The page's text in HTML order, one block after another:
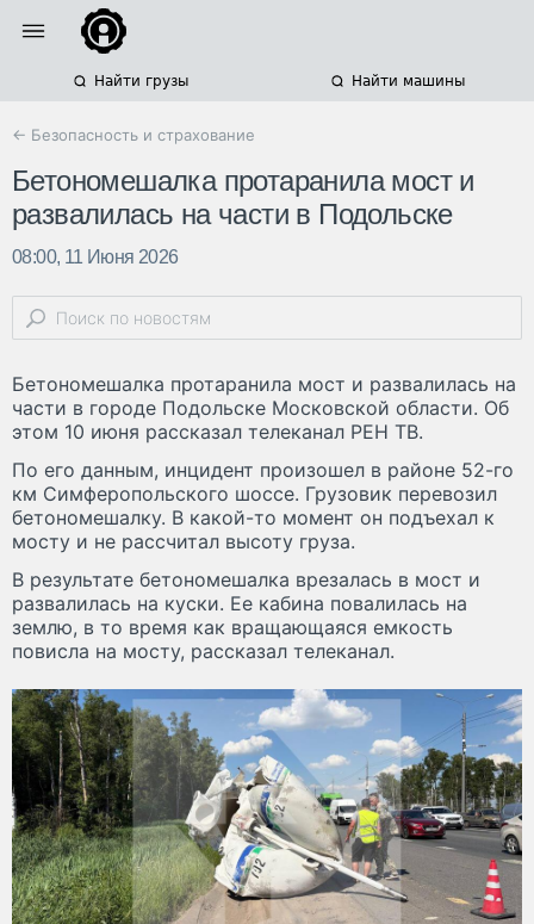
Найти грузы Найти машины
← Безопасность и страхование
Бетономешалка протаранила мост и
развалилась на части в Подольске
08:00, 11 Июня 2026
Бетономешалка протаранила мост и развалилась на
части в городе Подольске Московской области. Об
этом 10 июня рассказал телеканал РЕН ТВ.
По его данным, инцидент произошел в районе 52-го
км Симферопольского шоссе. Грузовик перевозил
бетономешалку. В какой-то момент он подъехал к
мосту и не рассчитал высоту груза.
В результате бетономешалка врезалась в мост и
развалилась на куски. Ее кабина повалилась на
землю, в то время как вращающаяся емкость
повисла на мосту, рассказал телеканал.